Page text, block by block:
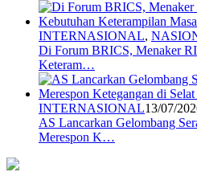
INTERNASIONAL,
Di Forum BRICS, Menaker
Keteram…
INTERNASIONAL13/07/
AS Lancarkan Gelombang
Merespon K…